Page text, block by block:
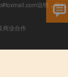
说明，我们
商业合作